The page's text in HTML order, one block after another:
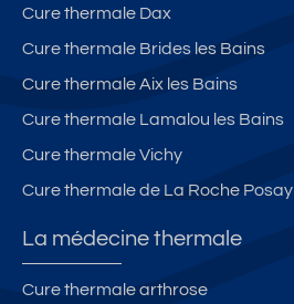
Cure thermale Dax
Cure thermale Brides les Bains
Cure thermale Aix les Bains
Cure thermale Lamalou les Bains
Cure thermale Vichy
Cure thermale de La Roche Posay
La médecine thermale
Cure thermale arthrose